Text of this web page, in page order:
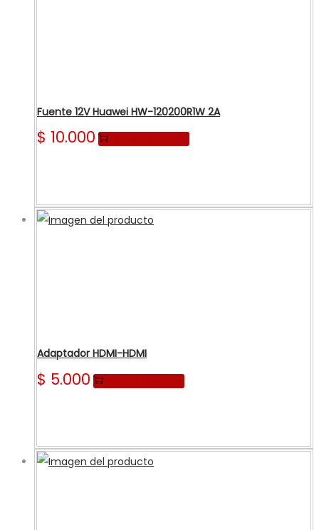
Fuente 12V Huawei HW-120200R1W 2A
$ 10.000
Adaptador HDMI-HDMI
$ 5.000